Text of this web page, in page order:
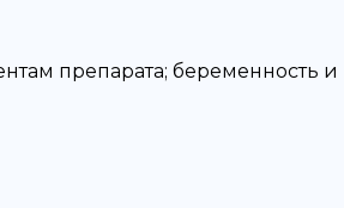
препарата; беременность и